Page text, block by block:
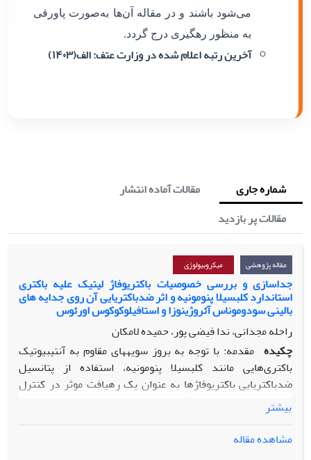
می‌شود باشند و در مقاله آن‌ها به‌صورت پاورقی
به منظور رهگیری درج گردد.
آخرین رتبه اعلام شده در وزارت عتف: الف(۱۴۰۳)
شماره جاری
مقالات آماده انتشار
مقالات پر بازدید
مقاله پژوهشی میکروبیولوژی
جداسازی و بررسی خصوصیات باکتریوفاژ لیتیک علیه باکتری
استاندارد کلبسیلا پنومونیه و اثر ضدباکتریایی آن روی جدایه های
بالینی سودوموناس آئروژینوزا و استافیلوکوکوس اورئوس
راحله مجدانی، ندا فیضی پور، حمیده لامکان
چکیده مقدمه: با توجه به بروز سویه­های مقاوم به آنتی­بیوتیک
باکتری‌هایی مانند کلبسیلا پنومونیه، استفاده از پتانسیل
ضدباکتریایی باکتریوفاژها به­ عنوان یک رهیافت­ موثر در کنترل
عفونت­ها مورد توجه قرار گرفته است.
مواد و روش­ها: پس از جداسازی باکتریوفاژ لیتیک (
بیشتر
مشاهده مقاله